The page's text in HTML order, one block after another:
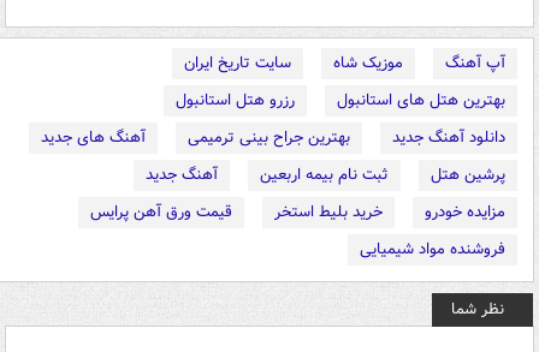
آپ آهنگ موزیک شاه
سایت تاریخ ایران
بهترین هتل های استانبول
رزرو هتل استانبول
دانلود آهنگ جدید
بهترین جراح بینی ترمیمی
آهنگ های جدید
پرشین هتل
ثبت نام بیمه اربعین
آهنگ جدید
مزایده خودرو
خرید بلیط استخر
قیمت ورق آهن پرایس
فروشنده مواد شیمیایی
نظر شما